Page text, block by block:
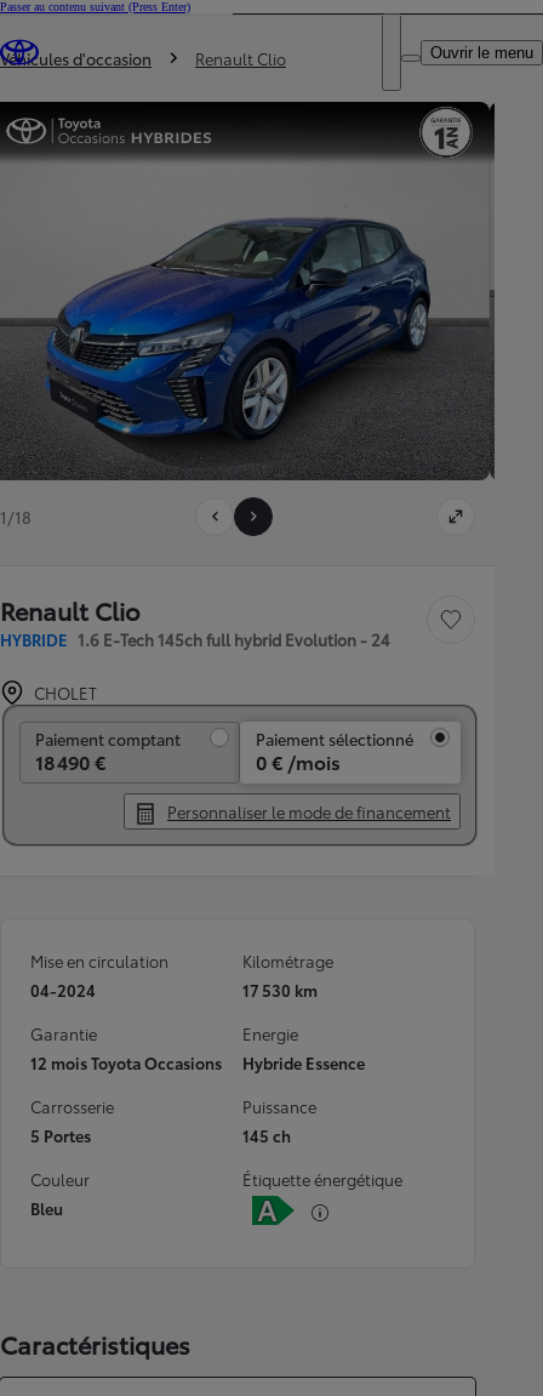
Passer au contenu suivant (Press Enter)
Trouvez un partenaire Toyota
DEALER NAME
Ouvrir le menu
Vous êtes ici
Véhicules d'occasion Renault Clio
1/18
Renault Clio
HYBRIDE 1.6 E-Tech 145ch full hybrid Evolution - 24
Sauvegarder le
CHOLET
Paiement comptant
18 490 €
Paiement sélectionné
0 € /mois
Personnaliser le mode de financement
Mise en circulation
04-2024
Kilométrage
17 530 km
Garantie
12 mois Toyota Occasions
Energie
Hybride Essence
Carrosserie
5 Portes
Puissance
145 ch
Couleur
Bleu
Étiquette énergétique
Caractéristiques